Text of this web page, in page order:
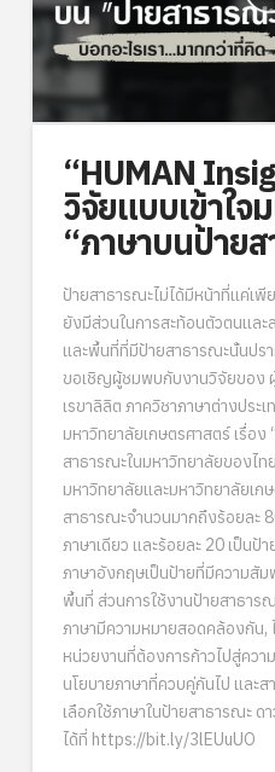
“HUMAN
วิจัยแบบเข้าใจ
“ภาษาบนป้าย
ป้ายสาธารณะไม่ได้มีหน้าที่แค่เพี
ยังมีส่วนในการสะท้อนตัวตนแล
และพื้นที่ที่มีป้ายสาธารณะนั้นปร
ขอเชิญผู้ชมพบกับงานวิจัยของ
เรขาลิลิต ภาควิชาภาษาต่างปร
มหาวิทยาลัยเกษตรศาสตร์ เรื่อง
สาธารณะในมหาวิทยาลัยของ
มหาวิทยาลัยและมหาวิทยาลัยเก
สาธารณะจำนวนมากถึงร้อยละ
ภาษาเดียว และร้อยละ 20 เป็นป้
ภาษาอังกฤษเป็นป้ายที่มีความสั
พื้นที่ ส่วนการใช้งานป้ายสาธา
ภาษามีความหมายสอดคล้องกัน,
หน่วยงานที่ต้องการก้าวไปสู่ควา
นโยบายภาษาที่ควบคู่กันไป และส
เลือกใช้ภาษาในป้ายสาธารณะ
ได้ที่ https://bit.ly/3lEUuUO